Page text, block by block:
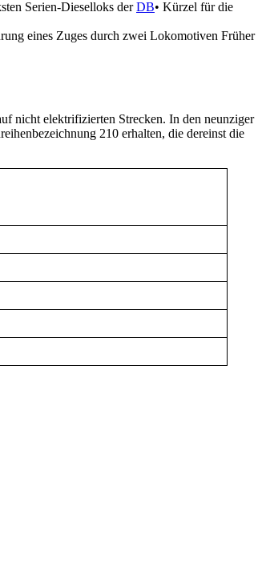
Serien-Dieselloks derDB• Kürzel für die
eines Zuges durch zwei Lokomotiven Früher
nicht elektrifizierten Strecken. In den neunziger
210 erhalten, die dereinst die